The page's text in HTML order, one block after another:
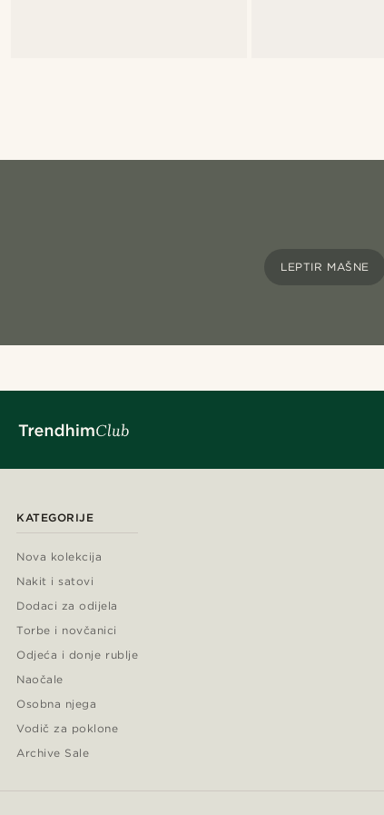
LEPTIR MAŠNE
KATEGORIJE
Nova kolekcija
Nakit i satovi
Dodaci za odijela
Torbe i novčanici
Odjeća i donje rublje
Naočale
Osobna njega
Vodič za poklone
Archive Sale